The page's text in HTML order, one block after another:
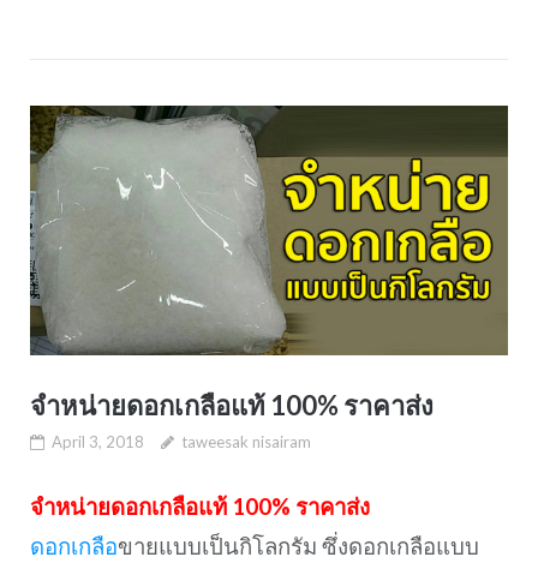
จำหน่ายดอกเกลือแท้ 100% ราคาส่ง
April 3, 2018 taweesak nisairam
จำหน่ายดอกเกลือแท้ 100% ราคาส่ง
ดอกเกลือขายแบบเป็นกิโลกรัม ซึ่งดอกเกลือแบบ